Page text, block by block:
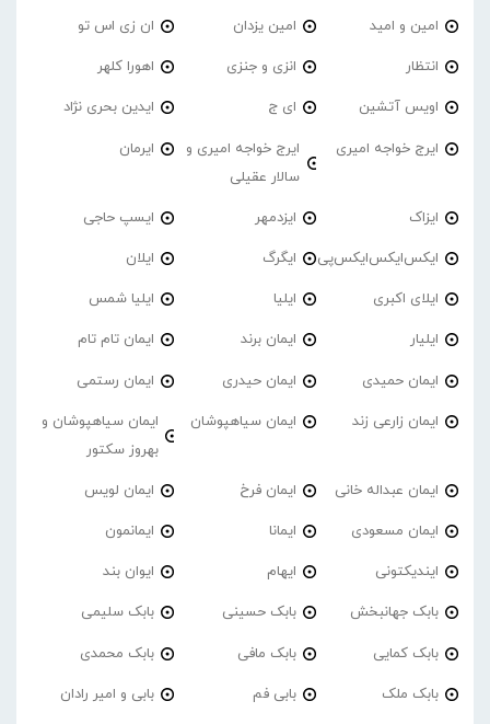
امین و امید امین یزدان ان زی اس تو
انتظار انزی و جنزی اهورا کلهر
اویس آتشین ای ج ایدین بحری نژاد
ایرج خواجه امیری
ایرج خواجه امیری و
سالار عقیلی
ایرمان
ایزاک ایزدمهر ایسپ حاجی
ایکس‌ایکس‌ایکس‌پی ایگرگ ایلان
ایلای اکبری ایلیا ایلیا شمس
ایلیار ایمان برند ایمان تام تام
ایمان حمیدی ایمان حیدری ایمان رستمی
ایمان زارعی زند ایمان سیاهپوشان
ایمان سیاهپوشان و
بهروز سکتور
ایمان عبداله خانی ایمان فرخ ایمان لویس
ایمان مسعودی ایمانا ایمانمون
ایندیکتونی ایهام ایوان بند
بابک جهانبخش بابک حسینی بابک سلیمی
بابک کمایی بابک مافی بابک محمدی
بابک ملک بابی فم بابی و امیر رادان